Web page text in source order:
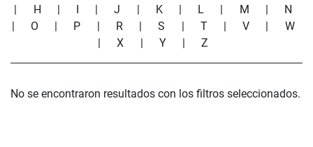
| H | I |J | K | L | M | N
| O | P | R |S | T |V | W
|X | Y |Z
No se encontraron resultados con los filtros seleccionados.